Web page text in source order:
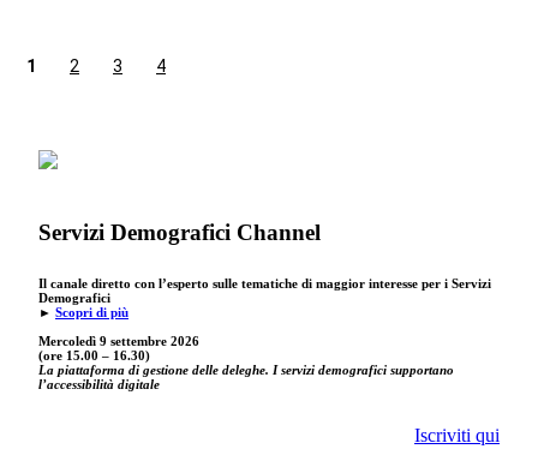
1 2 3 4
Servizi Demografici Channel
Il canale diretto con l’esperto sulle tematiche di maggior interesse per i Servizi
Demografici
► Scopri di più
Mercoledì 9 settembre 2026
(ore 15.00 – 16.30)
La piattaforma di gestione delle deleghe. I servizi demografici supportano
l’accessibilità digitale
Iscriviti qui